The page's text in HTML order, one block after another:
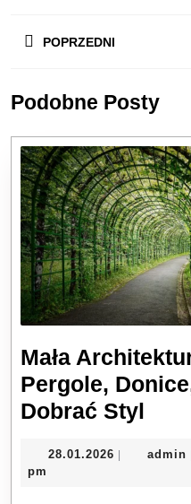
Wpisu
POPRZEDNI
post:
Podobne Posty
Mała
Pergole,
Dobrać Styl
W
28.01.2026 28.01.2026
admin
pm